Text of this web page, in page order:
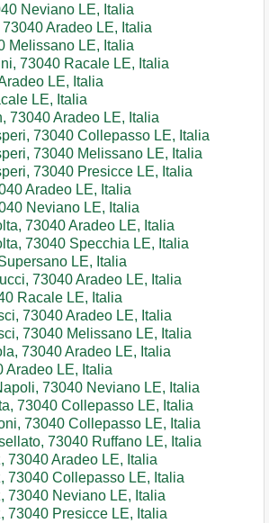
Neviano LE, Italia
Aradeo LE, Italia
Melissano LE, Italia
73040 Racale LE, Italia
LE, Italia
LE, Italia
73040 Aradeo LE, Italia
73040 Collepasso LE, Italia
73040 Melissano LE, Italia
73040 Presicce LE, Italia
Aradeo LE, Italia
Neviano LE, Italia
73040 Aradeo LE, Italia
73040 Specchia LE, Italia
LE, Italia
73040 Aradeo LE, Italia
Racale LE, Italia
73040 Aradeo LE, Italia
73040 Melissano LE, Italia
73040 Aradeo LE, Italia
Aradeo LE, Italia
73040 Neviano LE, Italia
73040 Collepasso LE, Italia
73040 Collepasso LE, Italia
73040 Ruffano LE, Italia
73040 Aradeo LE, Italia
73040 Collepasso LE, Italia
73040 Neviano LE, Italia
73040 Presicce LE, Italia